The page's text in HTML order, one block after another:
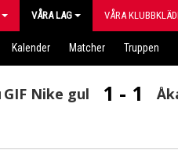
VÅRA LAG VÅRA
Kalender Matcher Truppen
GIF Nike gul 1 - 1